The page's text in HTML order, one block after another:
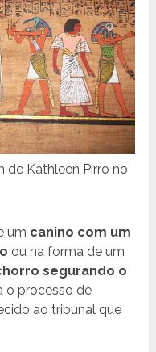
de Kathleen Pirro no
um canino com um
ou na forma de um
segurando o
o processo de
ao tribunal que